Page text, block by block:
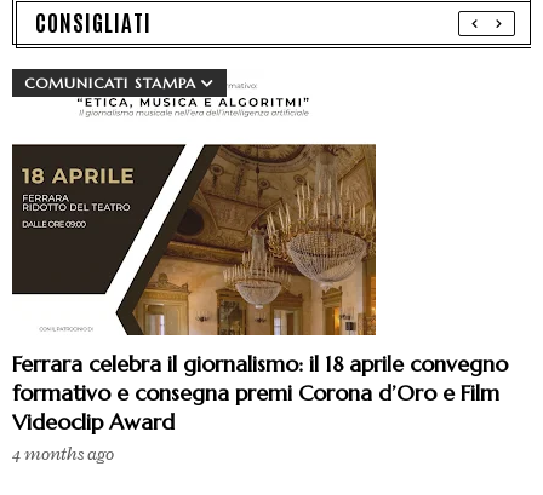
CONSIGLIATI
COMUNICATI STAMPA
Ferrara celebra il giornalismo: il 18 aprile convegno
formativo e consegna premi Corona d’Oro e Film
Videoclip Award
4 months ago